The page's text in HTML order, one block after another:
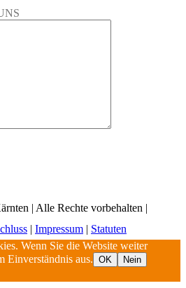
| Alle Rechte vorbehalten |
| Impressum | Statuten
Wenn Sie die Website weiter
Einverständnis aus. OK
Nein